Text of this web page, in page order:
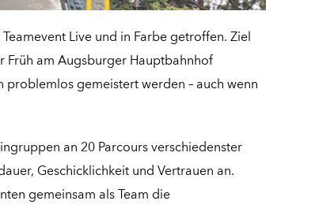
Live und in Farbe getroffen. Ziel
Früh am Augsburger Hauptbahnhof
problemlos gemeistert werden – auch wenn
an 20 Parcours verschiedenster
Geschicklichkeit und Vertrauen an.
gemeinsam als Team die